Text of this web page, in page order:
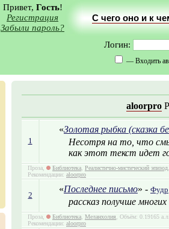
Привет, Гость!
Регистрация
Забыли пароль?
С чего оно и к
Логин:
— Входить
aloorpro
1
«Золотая рыбка (сказка
Несотря на то, что
как этот текст идет
Проза, Библиотека Реалистично-мистический эпизод
Рекомендации: aloorpro
2
«Последнее письмо» - Фудр
рассказ получше многих
Проза, Библиотека Меланхолия , Объём: 0.19165
Рекомендации: aloorpro